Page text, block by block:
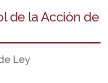
de la Acción de
Ley